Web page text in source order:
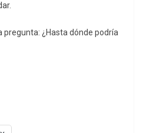
pregunta: ¿Hasta dónde podría